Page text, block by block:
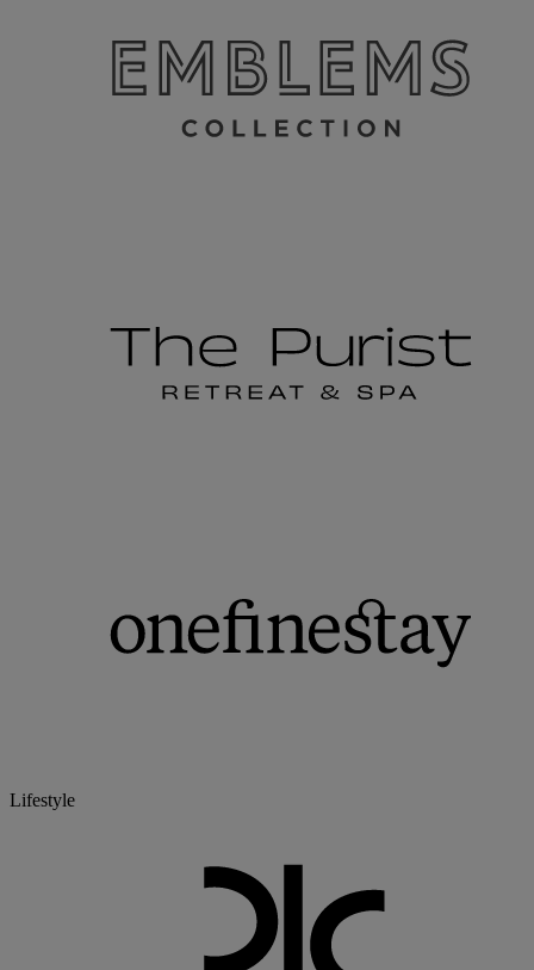
Lifestyle